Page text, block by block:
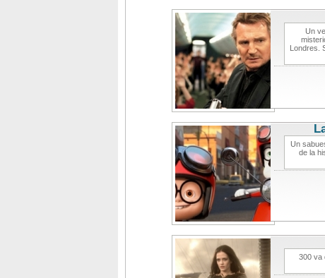
Un
Londres.
Un
de la
300 va